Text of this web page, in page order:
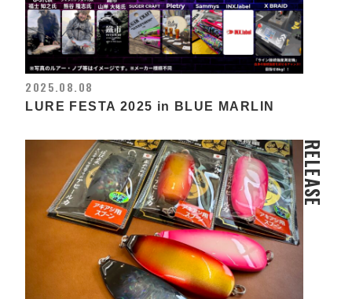
2025.08.08
LURE FESTA 2025 in BLUE MARLIN
RELEASE